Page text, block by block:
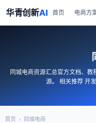
华青创新AI 首页 电商方
同城电商资源汇总官方文档、
源。 相关推荐 开
首页 › 同城电商